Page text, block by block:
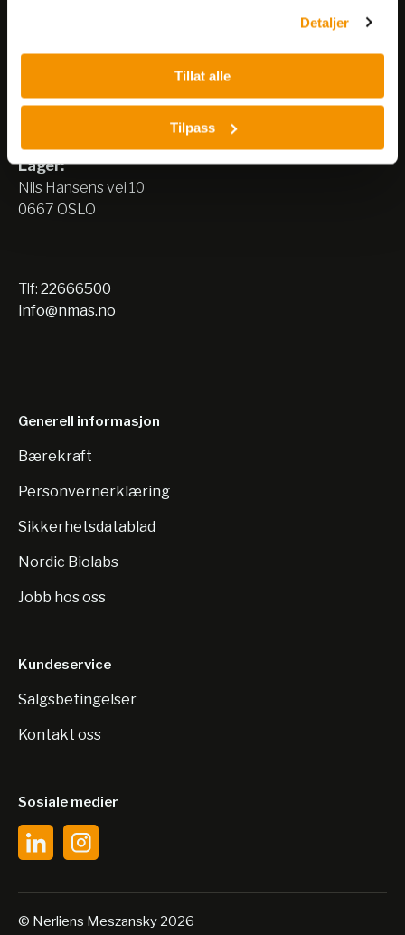
Detaljer
Tillat alle
Tilpass
Nerliens Meszansky AS
Besøksadresse:
0667 OSLO
Lager:
Nils Hansens vei 10
0667 OSLO
Tlf: 22666500
info@nmas.no
Generell informasjon
Bærekraft
Personvernerklæring
Sikkerhetsdatablad
Nordic Biolabs
Jobb hos oss
Kundeservice
Salgsbetingelser
Kontakt oss
Sosiale medier
© Nerliens Meszansky 2026